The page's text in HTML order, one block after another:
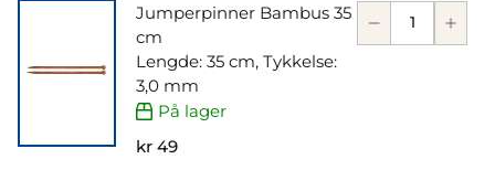
Jumperpinner Bambus 35
cm
Lengde: 35 cm, Tykkelse:
3,0 mm
På lager
kr 49